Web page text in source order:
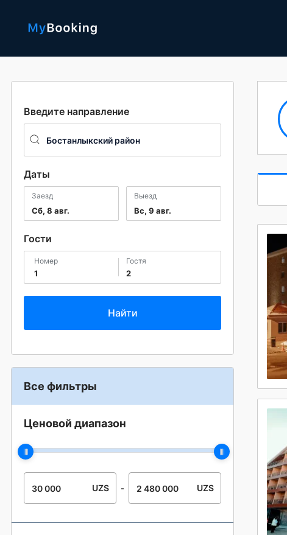
Введите направление
Даты
Заезд
Сб, 8 авг.
Выезд
Вс, 9 авг.
Гости
1
номер
2
гостя
Все фильтры
Ценовой диапазон
UZS - UZS